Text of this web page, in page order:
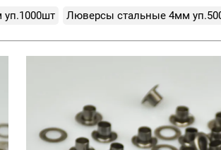
Люверсы стальные 4мм